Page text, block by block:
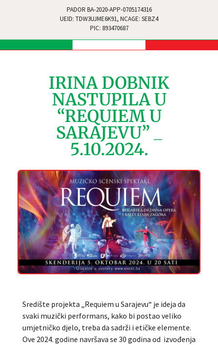
PADOR BA-2020-APP-0705174316
UEID: TDW3UJME6K91, NCAGE: SEBZ4
PIC: 893470687
IRINA DOBNIK
NASTUPILA U
“REQUIEM U
SARAJEVU” _
5.10.2024.
Središte projekta „Requiem u Sarajevu“ je ideja da
svaki muzički performans, kako bi postao veliko
umjetničko djelo, treba da sadrži i etičke elemente.
Ove 2024. godine navršava se 30 godina od izvođenja